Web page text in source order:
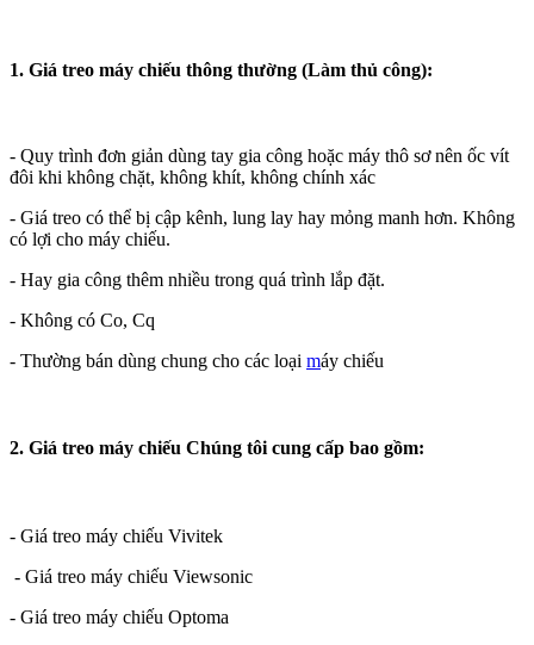
1. Giá treo máy chiếu thông thường (Làm thủ công):
- Quy trình đơn giản dùng tay gia công hoặc máy thô sơ nên ốc vít
đôi khi không chặt, không khít, không chính xác
- Giá treo có thể bị cập kênh, lung lay hay mỏng manh hơn. Không
có lợi cho máy chiếu.
- Hay gia công thêm nhiều trong quá trình lắp đặt.
- Không có Co, Cq
- Thường bán dùng chung cho các loại máy chiếu
2. Giá treo máy chiếu Chúng tôi cung cấp bao gồm:
- Giá treo máy chiếu Vivitek
- Giá treo máy chiếu Viewsonic
- Giá treo máy chiếu Optoma